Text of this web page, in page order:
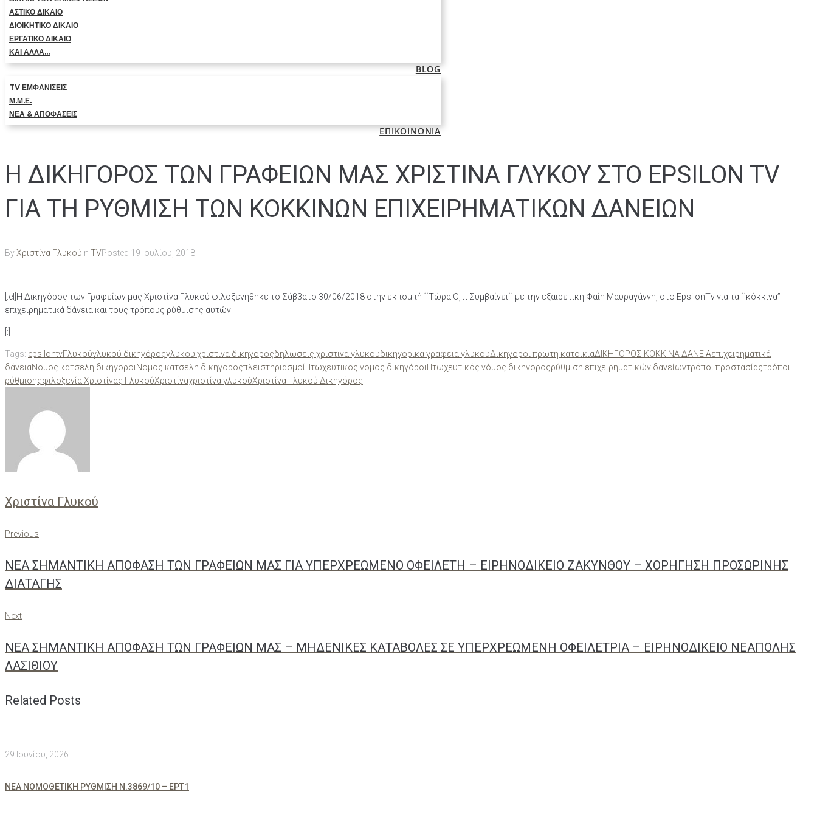
ΑΣΤΙΚΟ ΔΙΚΑΙΟ
ΔΙΟΙΚΗΤΙΚΟ ΔΙΚΑΙΟ
ΕΡΓΑΤΙΚΟ ΔΙΚΑΙΟ
ΚΑΙ ΑΛΛΑ…
BLOG
TV ΕΜΦΑΝΙΣΕΙΣ
Μ.Μ.Ε.
ΝΕΑ & ΑΠΟΦΑΣΕΙΣ
ΕΠΙΚΟΙΝΩΝΙΑ
Η ΔΙΚΗΓΟΡΟΣ ΤΩΝ ΓΡΑΦΕΙΩΝ ΜΑΣ ΧΡΙΣΤΙΝΑ ΓΛΥΚΟΥ ΣΤΟ EPSILON TV
ΓΙΑ ΤΗ ΡΥΘΜΙΣΗ ΤΩΝ ΚΟΚΚΙΝΩΝ ΕΠΙΧΕΙΡΗΜΑΤΙΚΩΝ ΔΑΝΕΙΩΝ
ByΧριστίνα Γλυκού In TVPosted 19 Ιουλίου, 2018
[:el]Η Δικηγόρος των Γραφείων μας Χριστίνα Γλυκού φιλοξενήθηκε το Σάββατο 30/06/2018 στην εκπομπή ΄΄Τώρα Ο,τι Συμβαίνει΄΄ με την εξαιρετική Φαίη Μαυραγάννη, στο EpsilonTv για τα ΄΄κόκκινα”
επιχειρηματικά δάνεια και τους τρόπους ρύθμισης αυτών
[:]
Tags: epsilontvΓλυκούγλυκού δικηγόροςγλυκου χριστινα δικηγοροςδηλωσεις χριστινα γλυκουδικηγορικα γραφεια γλυκουΔικηγοροι πρωτη κατοικιαΔΙΚΗΓΟΡΟΣ ΚΟΚΚΙΝΑ ΔΑΝΕΙΑεπιχειρηματικά
δάνειαΝομος κατσελη δικηγοροιΝομος κατσελη δικηγοροςπλειστηριασμοίΠτωχευτικος νομος δικηγόροιΠτωχευτικός νόμος δικηγοροςρύθμιση επιχειρηματικών δανείωντρόποι προστασίαςτρόποι
ρύθμισηςφιλοξενία Χριστίνας ΓλυκούΧριστίναχριστίνα γλυκούΧριστίνα Γλυκού Δικηγόρος
Χριστίνα Γλυκού
Πλοήγηση
άρθρων
Previous
Previous
ΝΕΑ ΣΗΜΑΝΤΙΚΗ ΑΠΟΦΑΣΗ ΤΩΝ ΓΡΑΦΕΙΩΝ ΜΑΣ ΓΙΑ ΥΠΕΡΧΡΕΩΜΕΝΟ ΟΦΕΙΛΕΤΗ – ΕΙΡΗΝΟΔΙΚΕΙΟ ΖΑΚΥΝΘΟΥ – ΧΟΡΗΓΗΣΗ ΠΡΟΣΩΡΙΝΗΣ
ΔΙΑΤΑΓΗΣ
Next
Next
ΝΕΑ ΣΗΜΑΝΤΙΚΗ ΑΠΟΦΑΣΗ ΤΩΝ ΓΡΑΦΕΙΩΝ ΜΑΣ – ΜΗΔΕΝΙΚΕΣ ΚΑΤΑΒΟΛΕΣ ΣΕ ΥΠΕΡΧΡΕΩΜΕΝΗ ΟΦΕΙΛΕΤΡΙΑ – ΕΙΡΗΝΟΔΙΚΕΙΟ ΝΕΑΠΟΛΗΣ
ΛΑΣΙΘΙΟΥ
Related Posts
29 Ιουνίου, 2026
ΝΕΑ ΝΟΜΟΘΕΤΙΚΗ ΡΥΘΜΙΣΗ Ν.3869/10 – ΕΡΤ1